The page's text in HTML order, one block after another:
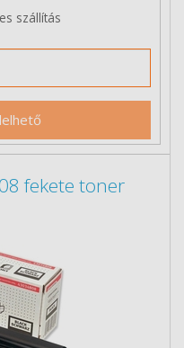
szállítás
fekete toner